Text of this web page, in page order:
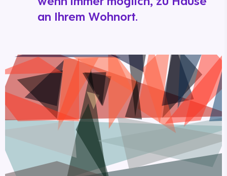
an Ihrem Wohnort.